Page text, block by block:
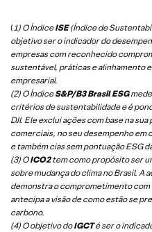
( 1) O ÍndiceISE(Índice de
objetivo ser o indicador do
empresas com reconhecido
sustentável, práticas e alinhamento
empresarial.
(2) O ÍndiceS&P/B3 Brasil ESG
critérios de sustentabilidade e é
DJI. Ele exclui ações com base na
comerciais, no seu desempenho em
e também cias sem pontuação ESG
(3) OICO2tem como propósito ser
sobre mudança do clima no Brasil. A
demonstra o comprometimento com
antecipa a visão de como estão se
carbono.
(4) O objetivo doIGCTé ser o